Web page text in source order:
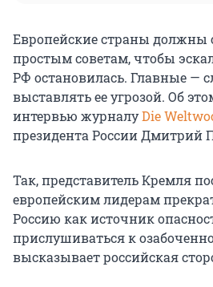
Европейские страны должны
простым советам, чтобы
РФ остановилась. Главные —
выставлять ее угрозой. Об
интервью журналуDie
президента России Дмитрий
Так, представитель Кремля
европейским лидерам
Россию как источник
прислушиваться к
высказывает российская